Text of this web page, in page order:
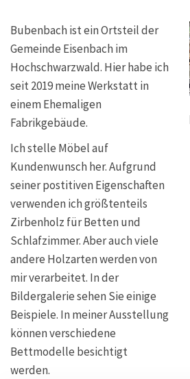
Bubenbach ist ein Ortsteil der
Gemeinde Eisenbach im
Hochschwarzwald. Hier habe ich
seit 2019 meine Werkstatt in
einem Ehemaligen
Fabrikgebäude.
Ich stelle Möbel auf
Kundenwunsch her. Aufgrund
seiner postitiven Eigenschaften
verwenden ich größtenteils
Zirbenholz für Betten und
Schlafzimmer. Aber auch viele
andere Holzarten werden von
mir verarbeitet. In der
Bildergalerie sehen Sie einige
Beispiele. In meiner Ausstellung
können verschiedene
Bettmodelle besichtigt
werden.